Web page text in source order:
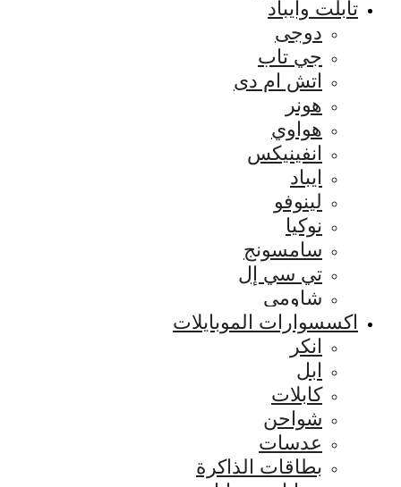
تابلت وايباد
دوجى
جي تاب
اتش ام دى
هونر
هواوي
انفينيكس
ايباد
لينوفو
نوكيا
سامسونج
تي سي إل
شاومي
اكسسوارات الموبايلات
انكر
ابل
كابلات
شواحن
عدسات
بطاقات الذاكرة